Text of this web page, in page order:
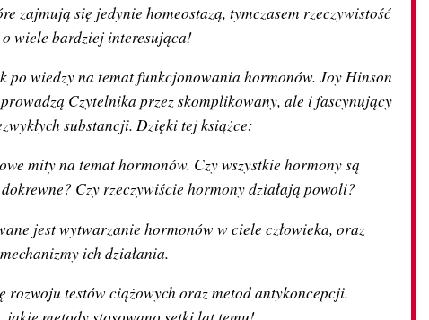
zajmują się jedynie homeostazą, tymczasem rzeczywistość
wiele bardziej interesująca!
po wiedzy na temat funkcjonowania hormonów. Joy Hinson
Czytelnika przez skomplikowany, ale i fascynujący
substancji. Dzięki tej książce:
mity na temat hormonów. Czy wszystkie hormony są
Czy rzeczywiście hormony działają powoli?
jest wytwarzanie hormonów w ciele człowieka, oraz
mechanizmy ich działania.
rozwoju testów ciążowych oraz metod antykoncepcji.